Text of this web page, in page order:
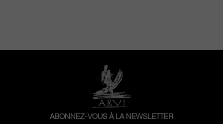
ABONNEZ-VOUS À LA NEWSLETTER